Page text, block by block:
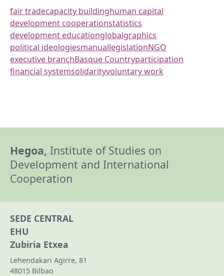
fair tradecapacity buildinghuman capital
development cooperationstatistics
development educationglobalgraphics
political ideologiesmanuallegislationNGO
executive branchBasque Countryparticipation
financial systemsolidarityvoluntary work
Hegoa, Institute of Studies on
Development and International
Cooperation
SEDE CENTRAL
EHU
Zubiria Etxea
Lehendakari Agirre, 81
48015 Bilbao